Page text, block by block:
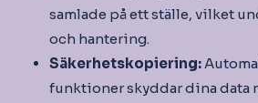
samlade på ett ställe, vilket
och hantering.
Säkerhetskopiering:
funktioner skyddar dina data